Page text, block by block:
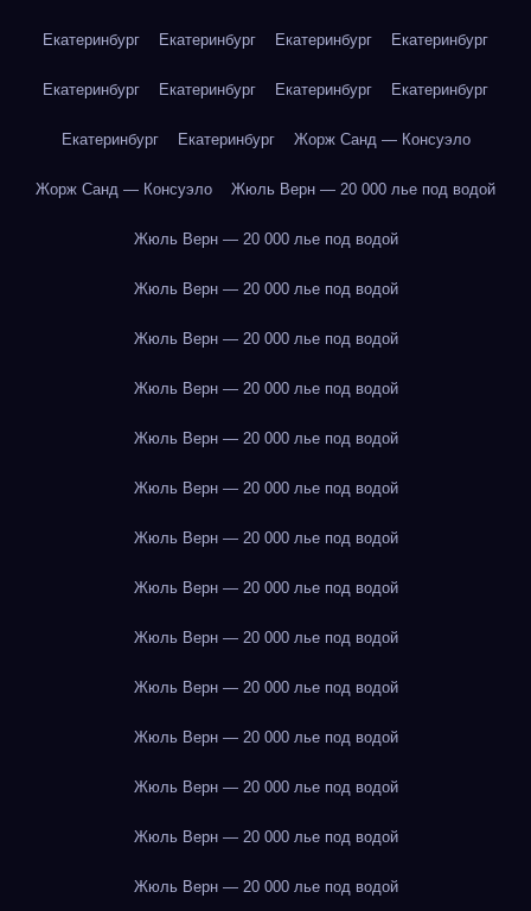
Екатеринбург Екатеринбург Екатеринбург Екатеринбург
Екатеринбург Екатеринбург Екатеринбург Екатеринбург
Екатеринбург Екатеринбург Жорж Санд — Консуэло
Жорж Санд — Консуэло Жюль Верн — 20 000 лье под водой
Жюль Верн — 20 000 лье под водой
Жюль Верн — 20 000 лье под водой
Жюль Верн — 20 000 лье под водой
Жюль Верн — 20 000 лье под водой
Жюль Верн — 20 000 лье под водой
Жюль Верн — 20 000 лье под водой
Жюль Верн — 20 000 лье под водой
Жюль Верн — 20 000 лье под водой
Жюль Верн — 20 000 лье под водой
Жюль Верн — 20 000 лье под водой
Жюль Верн — 20 000 лье под водой
Жюль Верн — 20 000 лье под водой
Жюль Верн — 20 000 лье под водой
Жюль Верн — 20 000 лье под водой